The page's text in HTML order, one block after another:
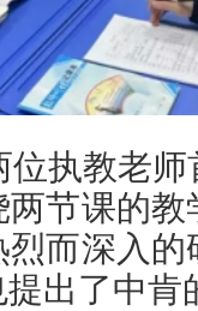
执教老
节课的
而深入
出了中肯